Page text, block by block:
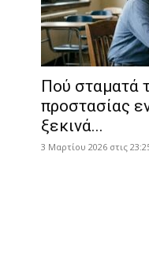
Πού σταματά
προστασίας
ξεκινά...
3 Μαρτίου 2026 στις